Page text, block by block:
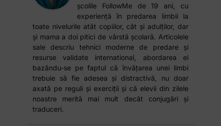
școlile FollowMe de 19 ani, cu
experiență în predarea limbii la
toate nivelurile atât copiilor, cât și adulților, dar
și mama a doi pitici de vârstă școlară. Articolele
sale descriu tehnici moderne de predare și
resurse validate international, abordarea ei
bazându-se pe faptul că învățarea unei limbi
trebuie să fie adesea și distractivă, nu doar
axată pe reguli și exerciții și că elevii din zilele
noastre merită mai mult decât conjugări și
traduceri.